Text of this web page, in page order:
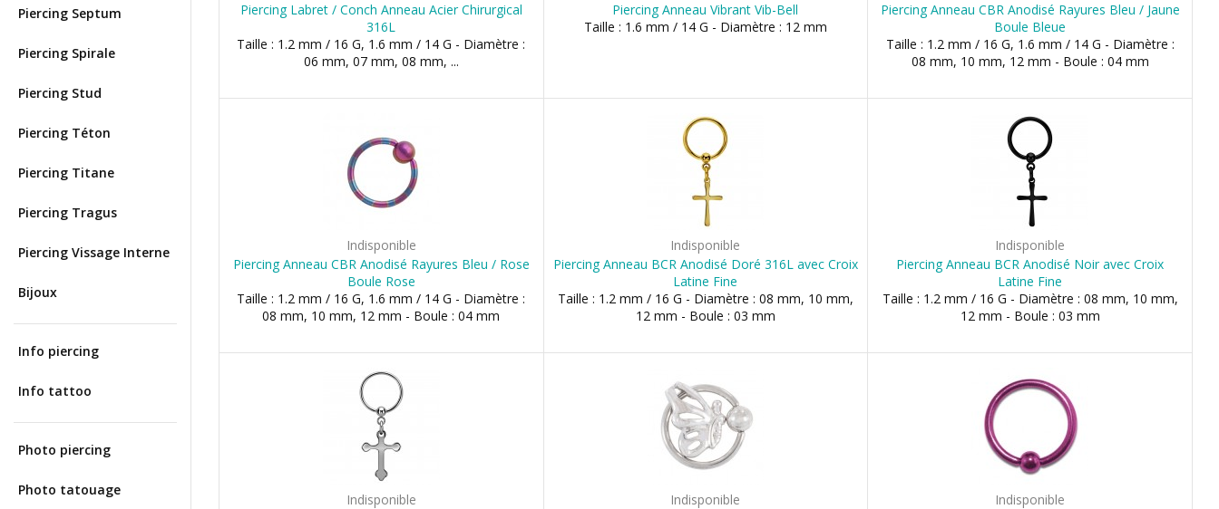
Piercing Septum
Piercing Spirale
Piercing Stud
Piercing Téton
Piercing Titane
Piercing Tragus
Piercing Vissage Interne
Bijoux
Info piercing
Info tattoo
Photo piercing
Photo tatouage
Piercing Labret / Conch Anneau Acier Chirurgical
316L
Taille : 1.2 mm / 16 G, 1.6 mm / 14 G - Diamètre :
06 mm, 07 mm, 08 mm, ...
Piercing Anneau Vibrant Vib-Bell
Taille : 1.6 mm / 14 G - Diamètre : 12 mm
Piercing Anneau CBR Anodisé Rayures Bleu / Jaune
Boule Bleue
Taille : 1.2 mm / 16 G, 1.6 mm / 14 G - Diamètre :
08 mm, 10 mm, 12 mm - Boule : 04 mm
Indisponible
Piercing Anneau CBR Anodisé Rayures Bleu / Rose
Boule Rose
Taille : 1.2 mm / 16 G, 1.6 mm / 14 G - Diamètre :
08 mm, 10 mm, 12 mm - Boule : 04 mm
Indisponible
Piercing Anneau BCR Anodisé Doré 316L avec Croix
Latine Fine
Taille : 1.2 mm / 16 G - Diamètre : 08 mm, 10 mm,
12 mm - Boule : 03 mm
Indisponible
Piercing Anneau BCR Anodisé Noir avec Croix
Latine Fine
Taille : 1.2 mm / 16 G - Diamètre : 08 mm, 10 mm,
12 mm - Boule : 03 mm
Indisponible
Indisponible
Indisponible